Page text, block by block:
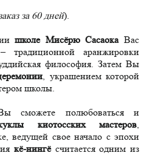
за 60 дней).
школе Мисёрю СасаокаВас
аранжировки
философия. Затем Вы
, украшением которой
школы.
сможете полюбоваться и
киотосских мастеров
ведущей свое начало с эпохи
кё-нингёсчитается одним из